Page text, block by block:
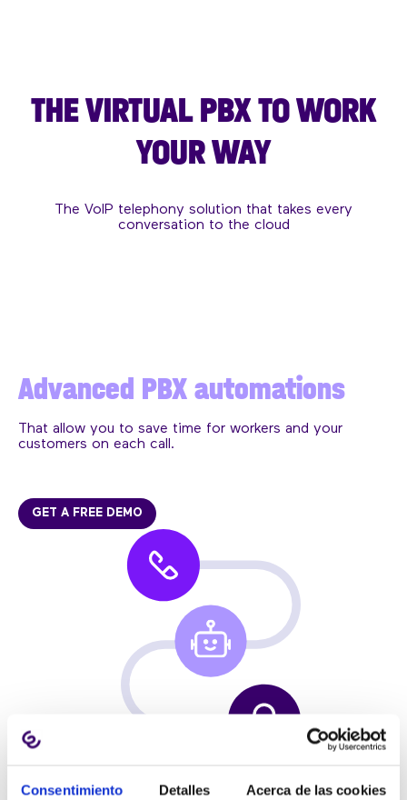
Consentimiento Detalles Acerca de las cookies
THE VIRTUAL PBX TO WORK
YOUR WAY
The VoIP telephony solution that takes every
conversation to the cloud
Advanced PBX automations
That allow you to save time for workers and your
customers on each call.
GET A FREE DEMO